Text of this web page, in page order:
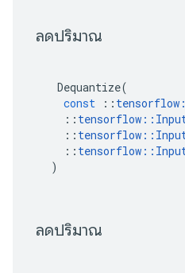
ลดปริมาณ
Dequantize(
const
:: tensorflow
:: tensorflow ::
:: tensorflow ::
:: tensorflow ::
)
ลดปริมาณ